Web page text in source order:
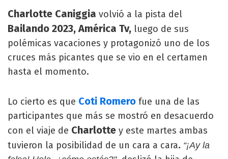
Charlotte Caniggia volvió a la pista del
Bailando 2023, América Tv, luego de sus
polémicas vacaciones y protagonizó uno de los
cruces más picantes que se vio en el certamen
hasta el momento.
Lo cierto es que Coti Romero fue una de las
participantes que más se mostró en desacuerdo
con el viaje de Charlotte y este martes ambas
tuvieron la posibilidad de un cara a cara. “¡Ay la